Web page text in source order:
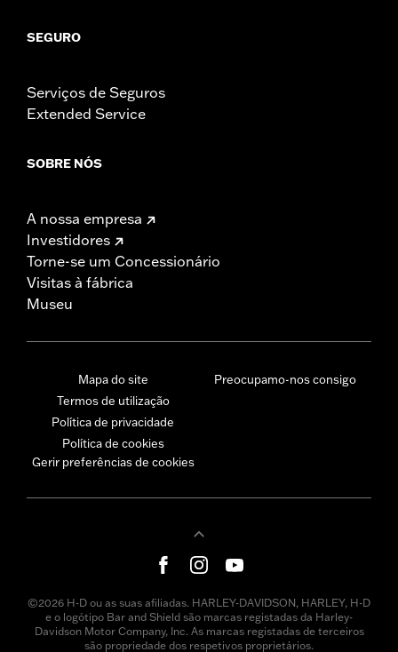
SEGURO
Serviços de Seguros
Extended Service
SOBRE NÓS
A nossa empresa
Investidores
Torne-se um Concessionário
Visitas à fábrica
Museu
Mapa do site
Termos de utilização
Política de privacidade
Política de cookies
Gerir preferências de cookies
Preocupamo-nos consigo
©2026 H-D ou as suas afiliadas. HARLEY-DAVIDSON, HARLEY, H-D
e o logótipo Bar and Shield são marcas registadas da Harley-
Davidson Motor Company, Inc. As marcas registadas de terceiros
são propriedade dos respetivos proprietários.